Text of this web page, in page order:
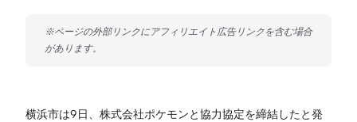
横浜市は9日、株式会社ポケモンと協力協定を締結したと発